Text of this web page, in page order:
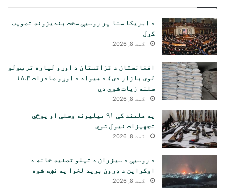
د امریکا سنا پر روسیې سخت بندیزونه تصویب
کړل
اگست 8, 2026
افغانستان د قزاقستان د اوړو لپاره تر ټولو
لوی بازار دی؛ د هیواد د اوړو صادرات ۱۸.۳
سلنه زیات شوي دي
اگست 8, 2026
په هلمند کې ۹۱ میلیونه وسلې او پوځي
تجهیزات نیول شوي
اگست 8, 2026
د روسیې د سیزران د تیلو تصفیه خانه د
اوکراین د ډرون برید لخوا په نښه شوه
اگست 8, 2026